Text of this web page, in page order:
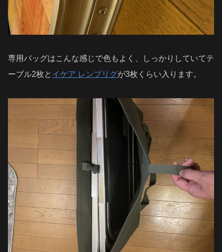
専用バッグはこんな感じで色もよく、しっかりしていてテ
ーブル2枚と イケア レンプリグが3枚くらい入ります。